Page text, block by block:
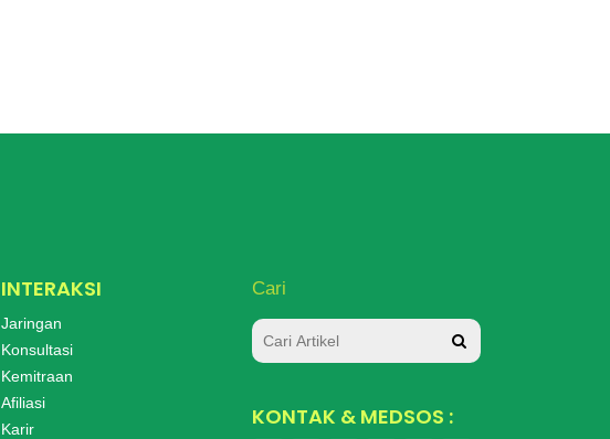
INTERAKSI
Jaringan
Konsultasi
Kemitraan
Afiliasi
Karir
Cari
KONTAK & MEDSOS :